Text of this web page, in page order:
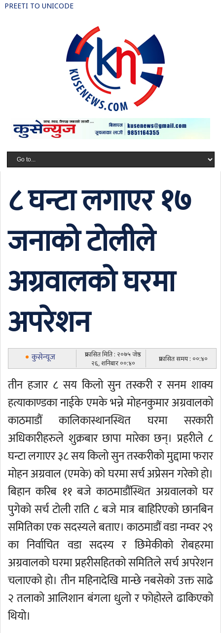
PREETI TO UNICODE
८ घन्टा लगाएर १७
जनाको टोलीले
अग्रवालको घरमा
अपरेशन
कुसेन्यूज
प्रकासित मिति : २०७५ जेष्ठ
२६, शनिबार ००:४०
प्रकासित समय : ००:४०
तीन हजार ८ सय किलो सुन तस्करी र सनम शाक्य
हत्याकाण्डका नाईके एमके भन्ने मोहनकुमार अग्रवालको
काठमाडौं कालिकास्थानस्थित घरमा सरकारी
अधिकारीहरुले शुक्रबार छापा मारेका छन्। प्रहरीले ८
घन्टा लगाएर ३८ सय किलो सुन तस्करीको मुद्दामा फरार
मोहन अग्रवाल (एमके) को घरमा सर्च अप्रेसन गरेको हाे।
बिहान करिब ११ बजे काठमाडौंस्थित अग्रवालको घर
पुगेको सर्च टोली राति ८ बजे मात्र बाहिरिएको छानबिन
समितिका एक सदस्यले बताए। काठमाडौं वडा नम्वर २९
का निर्वाचित वडा सदस्य र छिमेकीको रोबहरमा
अग्रवालको घरमा प्रहरीसहितको समितिले सर्च अपरेशन
चलाएको हो। तीन महिनादेखि मान्छे नबसेको उक्त साढे
२ तलाको आलिशान बंगला धुलो र फोहोरले ढाकिएको
थियो।